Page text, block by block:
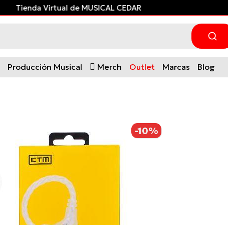
¡Financia con ADDIy paga después!
Producción Musical Merch Outlet Marcas Blog
-10%